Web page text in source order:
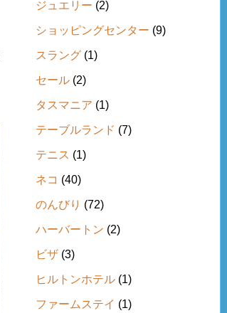
ジュエリー (2)
ショッピングセンター (9)
スラング (1)
セール (2)
タスマニア (1)
テーブルランド (7)
テニス (1)
ネコ (40)
のんびり (72)
ハーバートン (2)
ビザ (3)
ヒルトンホテル (1)
ファームステイ (1)